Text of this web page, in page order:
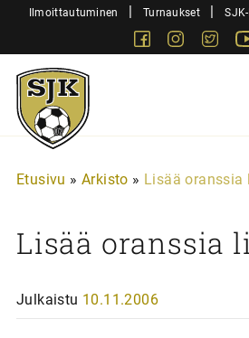
SiirryIlmoittautuminen | Turnaukset |
Facebook
Sjk-
Juniorit
Etusivu » Arkisto » Lisää oranssia
Lisää oranssia
Julkaistu 10.11.2006